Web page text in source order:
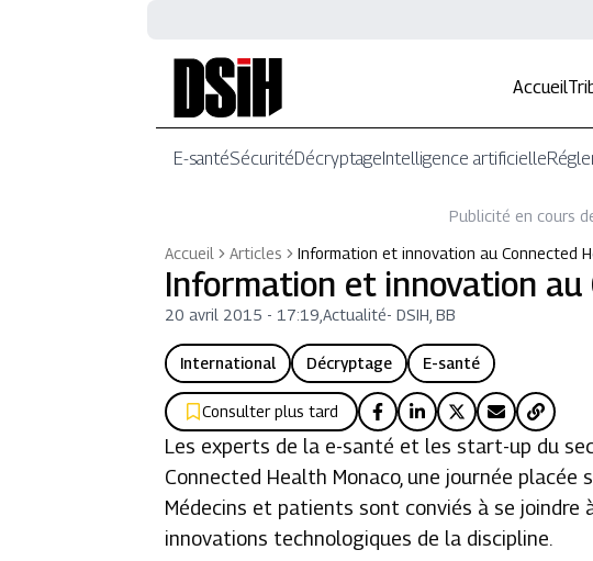
Accueil
E-santéSécuritéDécryptageIntelligence artificielle
Publicité en cours
Accueil
Articles Information et innovation au Connected
Information et innovation
20 avril 2015 - 17:19 ,Actualité-DSIH, BB
International Décryptage E-santé
Consulter plus tard
Les experts de la e-santé et les start-up du
Connected Health Monaco, une journée
Médecins et patients sont conviés à se
innovations technologiques de la discipline.